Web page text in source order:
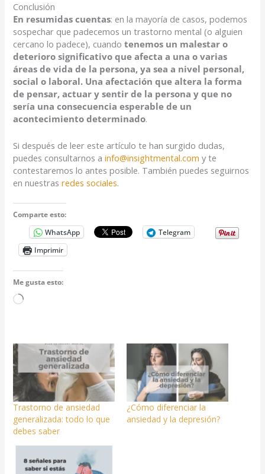
Conclusión
En resumidas cuentas: en la mayoría de casos, podemos
sospechar que padecemos un trastorno mental (o alguien
cercano lo padece), cuandotenemos un malestar o
deterioro significativo que afecta a una o varias
áreas de vida de la persona, ya sea a nivel personal,
social o laboral. Una afectación que altera la forma
de pensar, actuar y sentir de la persona y que no
sería una consecuencia esperable de un
acontecimiento determinado.
Si después de leer este artículo te han surgido dudas,
puedes consultarnos ainfo@insightmental.com y te
contestaremos lo antes posible. También puedes seguirnos
en nuestrasredes sociales.
Comparte esto:
WhatsApp
Telegram
Imprimir
Me gusta esto:
Cargando...
Trastorno de ansiedad
generalizada: todo lo que
debes saber
¿Cómo diferenciar la
ansiedad y la depresión?